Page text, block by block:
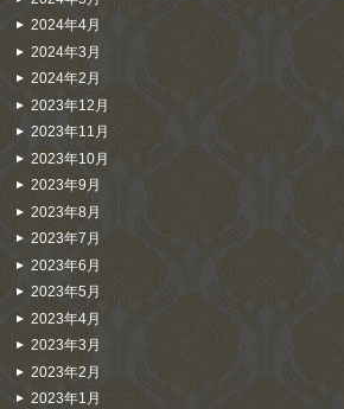
2024年4月
2024年3月
2024年2月
2023年12月
2023年11月
2023年10月
2023年9月
2023年8月
2023年7月
2023年6月
2023年5月
2023年4月
2023年3月
2023年2月
2023年1月